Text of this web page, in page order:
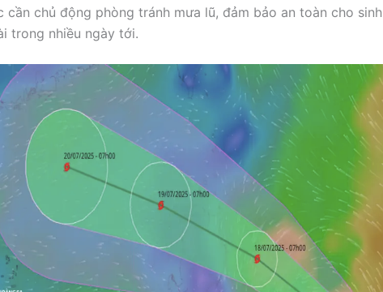
cần chủ động phòng tránh mưa lũ, đảm bảo an toàn cho sinh
trong nhiều ngày tới.